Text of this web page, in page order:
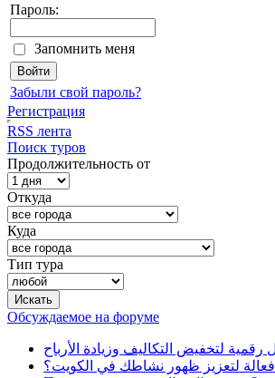
Пароль:
Запомнить меня
Забыли свой пароль?
Регистрация
RSS лента
Поиск туров
Продолжительность от
Откуда
Куда
Тип тура
Обсуждаемое на форуме
لتخفيض التكاليف وزيادة الأرباح
لتعزيز ظهور نشاطك في الكويت؟